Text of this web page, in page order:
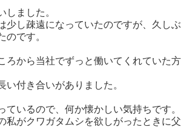
しました。
少し疎遠になっていたのですが、久しぶ
のです。
ろから当社でずっと働いてくれていた方
い付き合いがありました。
ているので、何か懐かしい気持ちです。
私がクワガタムシを欲しがったときに父